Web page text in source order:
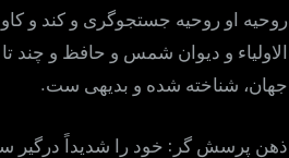
روحیه او روحیه‌ جستجوگری و کند و
الاولیاء و دیوان شمس و حافظ و چند
جهان، شناخته شده و بدیهی ست.
ذهن پرسش گر : خود را شدیداً درگیر